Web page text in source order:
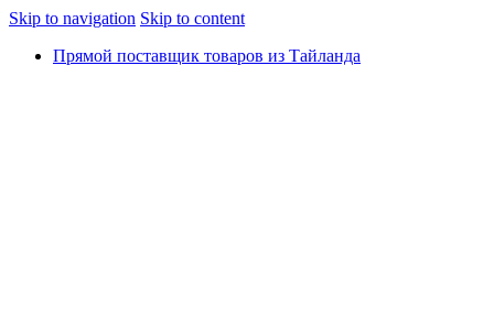
Skip to navigation Skip to content
Прямой поставщик товаров из Тайланда